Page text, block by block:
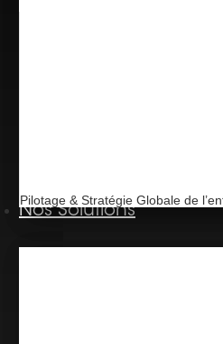
Pilotage & Stratégie Globale de
Nos Solutions